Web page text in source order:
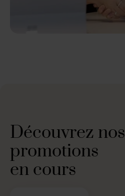
Découvrez nos
promotions
en cours